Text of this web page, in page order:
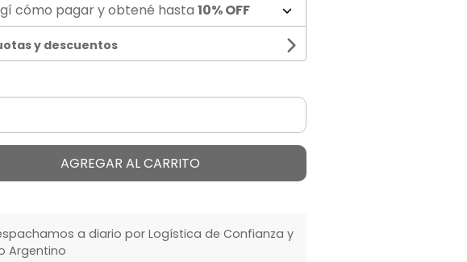
cómo pagar y obtené hasta 10% OFF
y descuentos
AGREGAR AL CARRITO
a diario por Logística de Confianza y
Argentino